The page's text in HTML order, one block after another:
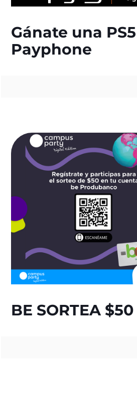
Gánate una
Payphone
BE SORTEA $50